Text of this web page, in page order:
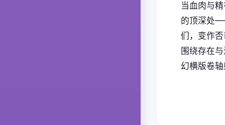
当血肉与
的顶深处
们，变作
围绕存在
幻横版卷